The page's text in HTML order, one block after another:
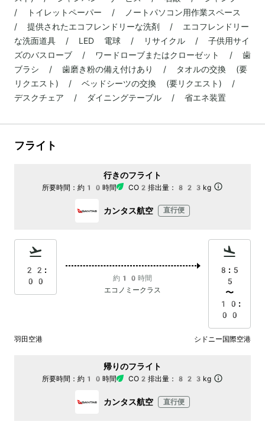
/ トイレットペーパー / ノートパソコン用作業スペース
/ 提供されたエコフレンドリーな洗剤 / エコフレンドリー
な洗面道具 / LED 電球 / リサイクル / 子供用サイ
ズのバスローブ / ワードローブまたはクローゼット / 歯
ブラシ / 歯磨き粉の備え付けあり / タオルの交換 (要
リクエスト) / ベッドシーツの交換 (要リクエスト) /
デスクチェア / ダイニングテーブル / 省エネ装置
フライト
行きのフライト
所要時間： 約10時間 CO2排出量： 823kg
カンタス航空 直行便
22:
00
約10時間
エコノミークラス
8:5
5
〜
10:
00
羽田空港 シドニー国際空港
帰りのフライト
所要時間： 約10時間 CO2排出量： 823kg
カンタス航空 直行便